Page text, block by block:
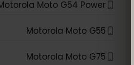
Motorola Moto G54 Power
Motorola Moto G55
Motorola Moto G75